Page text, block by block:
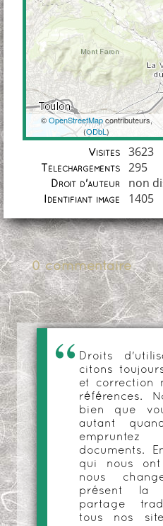
Coordonnées
©OpenStreetMapcontributeurs,
(ODbL)
Visites 3623
Téléchargements 295
Droit d'auteur non
Identifiant image 1405
0 commentaire
Droits
citons
et correction
références.
bien que
autant
documents.
qui nous ont
nous
présent la
partage
tous nos